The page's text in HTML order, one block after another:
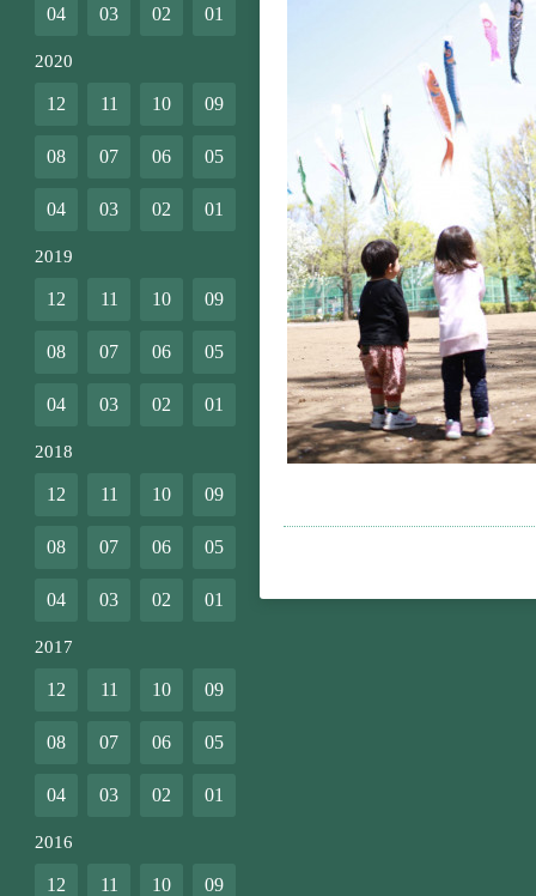
04 03 02 01
2020
12 11 10 09
08 07 06 05
04 03 02 01
2019
12 11 10 09
08 07 06 05
04 03 02 01
2018
12 11 10 09
08 07 06 05
04 03 02 01
2017
12 11 10 09
08 07 06 05
04 03 02 01
2016
12 11 10 09